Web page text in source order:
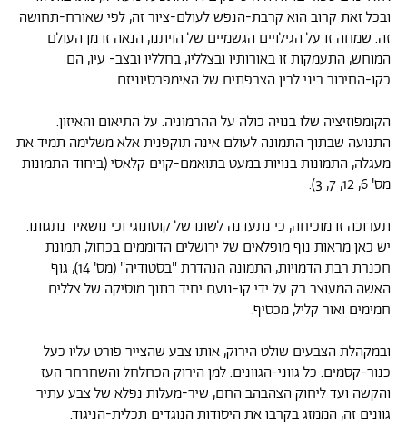
ובכל זאת קרוב הוא קרבת-הנפש לעולם-ציור זה, לפי שאורח-תחושה
זה. שמחה זו על הגילויים הגשמיים של הויתנו, הנאה זו מן העולם
המוחש, התעמקות זו באורותיו ובצלליו, בחלליו ובצב- עיו, הם
כקו-החיבור ביני לבין הצרפתים של האימפרסיוניזם.
הקומפוזיציה שלו בנויה כולה על ההרמוניה. על התיאום והאיזון.
התנועה שבתוך התמונה לעולם אינה תוקפנית אלא משלימה תמיד את
מעגלה, התמונות בנויות במעט בתואמם-קוים קלאסי (ביחוד התמונות
מס' 6, 12, 7, 3).
תערוכה זו מוכיחה, כי נתעדנה לשונו של קוסונוגי וכי נושאיו נתגוונו.
יש כאן מראות נוף מופלאים של ירושלים הדוממים בכחול, תמונת
חכנרת רבת הדמויות, התמונה הנהדרת "בסטודיה" (מס' 14), גוף
האשה המעוצב רק על ידי קו-נועם יחיד בתוך מוסיקה של צללים
חמימים ואור קליל, מכסיף.
ובמקהלת הצבעים שולט הירוק, אותו צבע שהצייר פורט עליו כעל
כנור-קסמים. כל גווני-הגוונים. למן הירוק הכחלחל והשחרחר העז
והקשה ועד ליחוק הצהבהב החם, שיר-מעלות נפלא של צבע עתיר
גוונים זה, הממזג בקרבו את היסודות הנוגדים תכלית-הניגוד.